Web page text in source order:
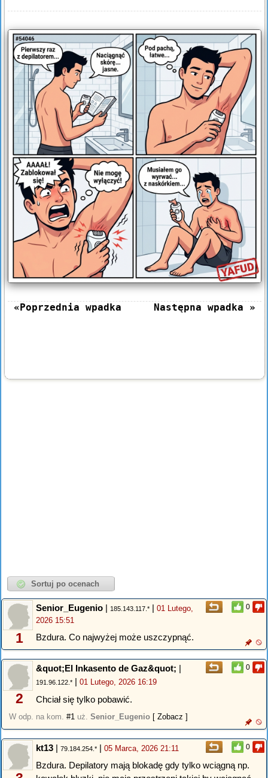
«Poprzednia wpadka Następna wpadka »
0
1
Senior_Eugenio | 185.143.117.* | 01 Lutego,
2026 15:51
Bzdura. Co najwyżej może uszczypnąć.
0
2
&quot;El Inkasento de Gaz&quot; |
191.96.122.* | 01 Lutego, 2026 16:19
Chciał się tylko pobawić.
W odp. na kom. #1 uż. Senior_Eugenio [ Zobacz ]
0
kt13 | 79.184.254.* | 05 Marca, 2026 21:11
Bzdura. Depilatory mają blokadę gdy tylko wciągną np.